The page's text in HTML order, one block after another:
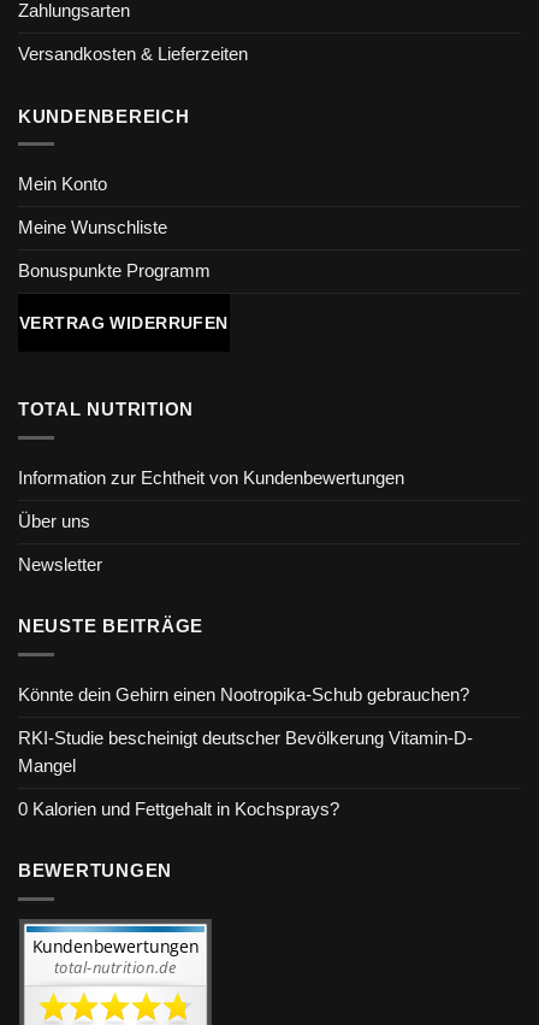
Zahlungsarten
Versandkosten & Lieferzeiten
KUNDENBEREICH
Mein Konto
Meine Wunschliste
Bonuspunkte Programm
VERTRAG WIDERRUFEN
TOTAL NUTRITION
Information zur Echtheit von Kundenbewertungen
Über uns
Newsletter
NEUSTE BEITRÄGE
Könnte dein Gehirn einen Nootropika-Schub gebrauchen?
RKI-Studie bescheinigt deutscher Bevölkerung Vitamin-D-
Mangel
0 Kalorien und Fettgehalt in Kochsprays?
BEWERTUNGEN